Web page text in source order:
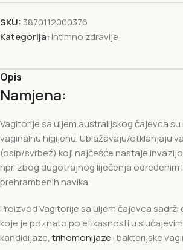
SKU: 3870112000376
Kategorija: Intimno zdravlje
Opis
Namjena:
Vagitorije sa uljem australijskog čajevca
vaginalnu higijenu. Ublažavaju/otklanjaju
(osip/svrbež) koji najčešće nastaje
npr. zbog dugotrajnog liječenja određenim
prehrambenih navika.
Proizvod Vagitorije sa uljem čajevca
koje je poznato po efikasnosti u
kandidijaze, trihomonijaze i bakterijske